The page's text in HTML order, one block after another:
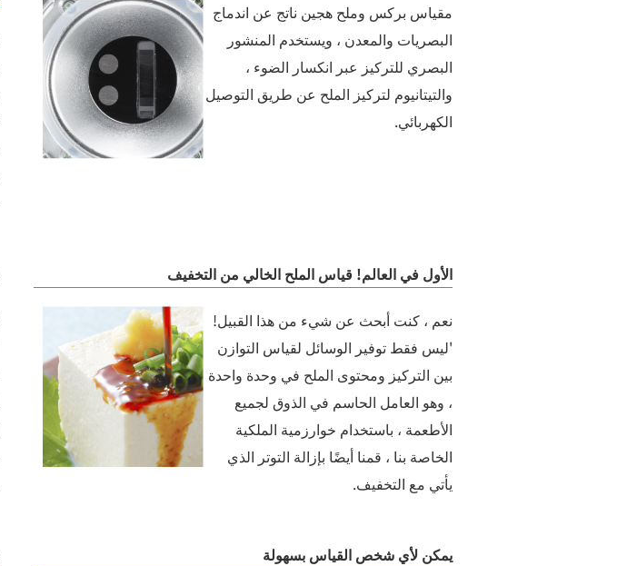
مقياس بركس وملح هجين ناتج عن اندماج
البصريات والمعدن ، ويستخدم المنشور
البصري للتركيز عبر انكسار الضوء ،
والتيتانيوم لتركيز الملح عن طريق التوصيل
الكهربائي.
الأول في العالم! قياس الملح الخالي من التخفيف
نعم ، كنت أبحث عن شيء من هذا القبيل!
'ليس فقط توفير الوسائل لقياس التوازن
بين التركيز ومحتوى الملح في وحدة واحدة
، وهو العامل الحاسم في الذوق لجميع
الأطعمة ، باستخدام خوارزمية الملكية
الخاصة بنا ، قمنا أيضًا بإزالة التوتر الذي
يأتي مع التخفيف.
يمكن لأي شخص القياس بسهولة